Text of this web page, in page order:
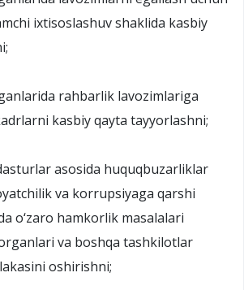
ixtisoslashuv shaklida kasbiy
rahbarlik lavozimlariga
kasbiy qayta tayyorlashni;
asosida huquqbuzarliklar
va korrupsiyaga qarshi
o‘zaro hamkorlik masalalari
va boshqa tashkilotlar
oshirishni;